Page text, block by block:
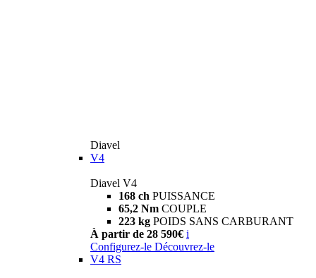
Diavel
V4
Diavel V4
168 ch PUISSANCE
65,2 Nm COUPLE
223 kg POIDS SANS CARBURANT
À partir de 28 590€ i
Configurez-le Découvrez-le
V4 RS